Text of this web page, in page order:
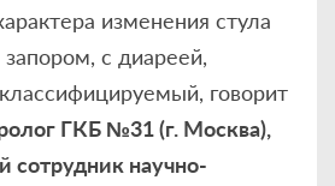
изменения стула
с диареей,
говорит
ГКБ №31 (г. Москва),
сотрудник научно-